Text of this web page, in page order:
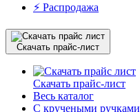
⚡️ Распродажа
Скачать прайс-лист
Скачать прайс-лист
Весь каталог
С кручеными ручками